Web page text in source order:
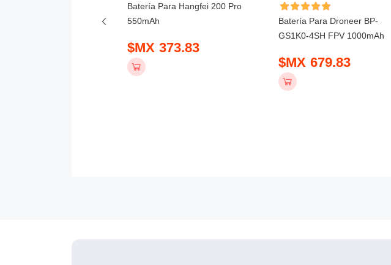
Batería Para Hangfei 200 Pro
550mAh
$MX 373.83
Batería Para Droneer BP-
GS1K0-4SH FPV 1000mAh
$MX 679.83